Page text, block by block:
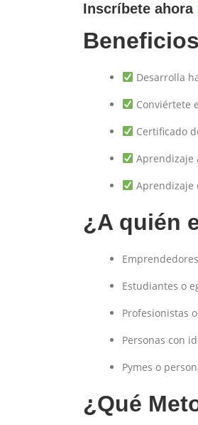
Inscríbete ahora
Beneficios
Desarrolla
Conviértete
Certificado
Aprendizaje
Aprendizaje
¿A quién
Estudiantes o
Profesionistas
Personas con
Pymes o
¿Qué